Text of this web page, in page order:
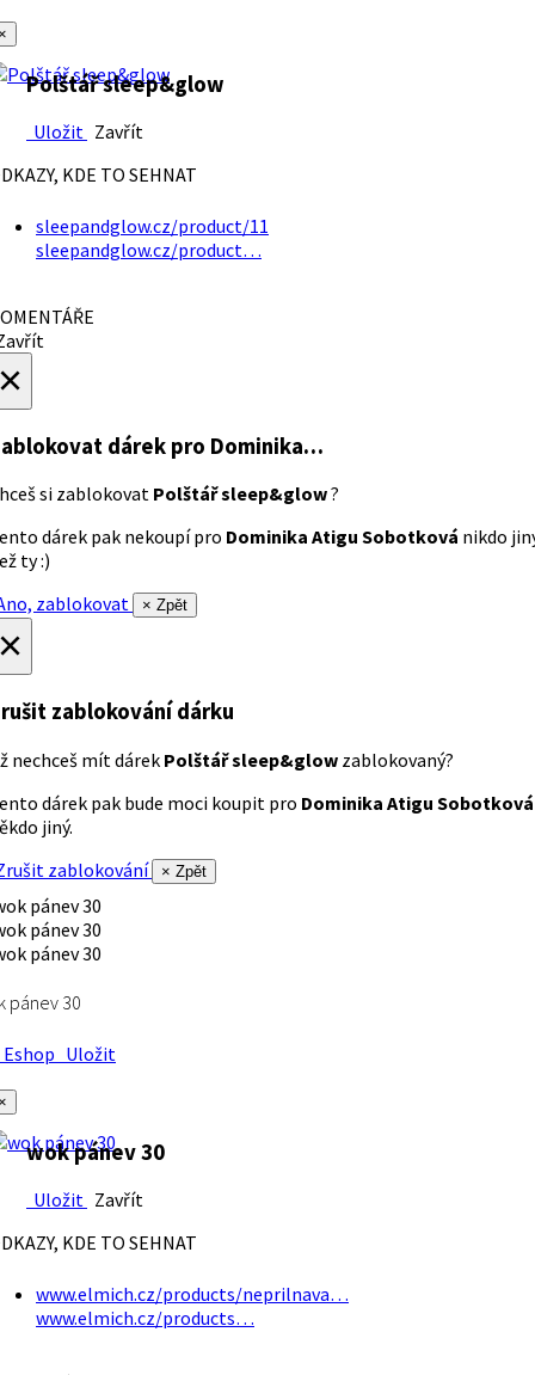
Polštář sleep&glow
Uložit Zavřít
KDE TO SEHNAT
sleepandglow.cz/product/11
sleepandglow.cz/product…
dárek pro Dominika…
si zablokovat Polštář sleep&glow?
dárek pak nekoupí pro Dominika Atigu Sobotková nikdo
ty :)
zablokovat
× Zpět
zablokování dárku
nechceš mít dárek Polštář sleep&glow zablokovaný?
dárek pak bude moci koupit pro Dominika Atigu Sobotková
jiný.
zablokování
× Zpět
pánev 30
Uložit
wok pánev 30
Uložit Zavřít
KDE TO SEHNAT
www.elmich.cz/products/neprilnava…
www.elmich.cz/products…